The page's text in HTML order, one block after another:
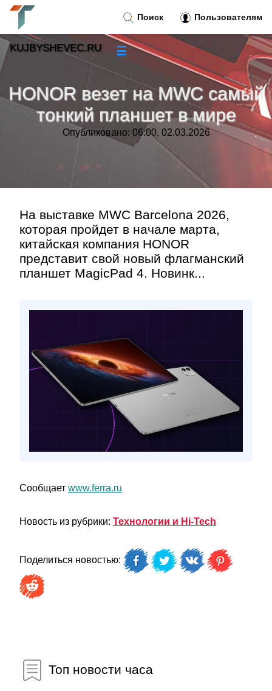
HONOR везет на MWC самый
тонкий планшет в мире
Опубликовано: 06:00, 02.03.2026
На выставке MWC Barcelona 2026,
которая пройдет в начале марта,
китайская компания HONOR
представит свой новый флагманский
планшет MagicPad 4. Новинк...
Сообщает www.ferra.ru
Новость из рубрики: Технологии и Hi-Tech
Поделиться новостью:
Топ новости часа
Поиск Пользователям
KUJBYSHEVEC.RU ☰
»
Тренды новостей»
»
Контакт»